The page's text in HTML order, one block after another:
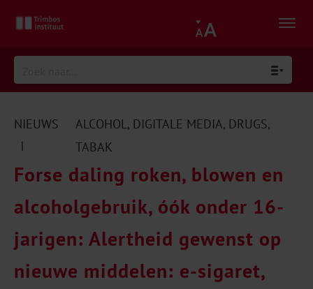
NIEUWS
|
ALCOHOL, DIGITALE MEDIA, DRUGS,
TABAK
Forse daling roken, blowen en
alcoholgebruik, óók onder 16-
jarigen: Alertheid gewenst op
nieuwe middelen: e-sigaret,